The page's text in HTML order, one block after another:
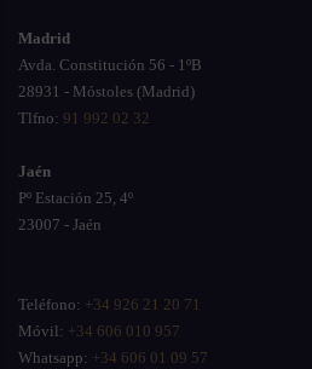
Madrid
Avda. Constitución 56 - 1ºB
28931 - Móstoles (Madrid)
Tlfno: 91 992 02 32
Jaén
Pº Estación 25, 4º
23007 - Jaén
Teléfono: +34 926 21 20 71
Móvil: +34 606 010 957
Whatsapp: +34 606 01 09 57